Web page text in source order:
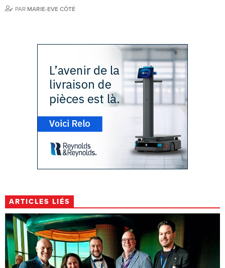
PAR MARIE-EVE CÔTÉ
ARTICLES LIÉS